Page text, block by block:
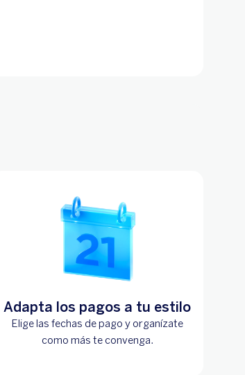
Adapta los pagos a tu estilo
Elige las fechas de pago y organízate
como más te convenga.